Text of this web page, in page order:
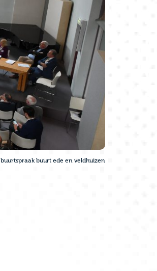
buurtspraak buurt ede en veldhuizen